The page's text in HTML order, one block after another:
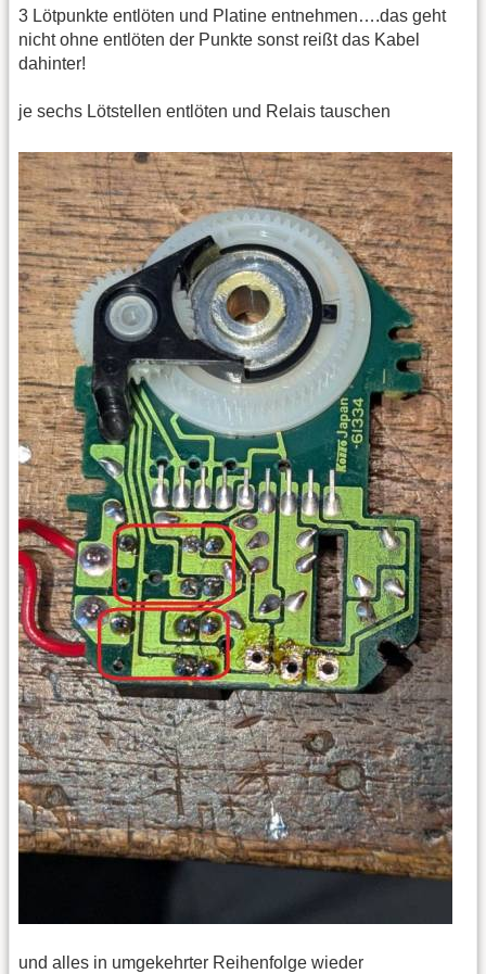
3 Lötpunkte entlöten und Platine entnehmen….das geht
nicht ohne entlöten der Punkte sonst reißt das Kabel
dahinter!
je sechs Lötstellen entlöten und Relais tauschen
und alles in umgekehrter Reihenfolge wieder